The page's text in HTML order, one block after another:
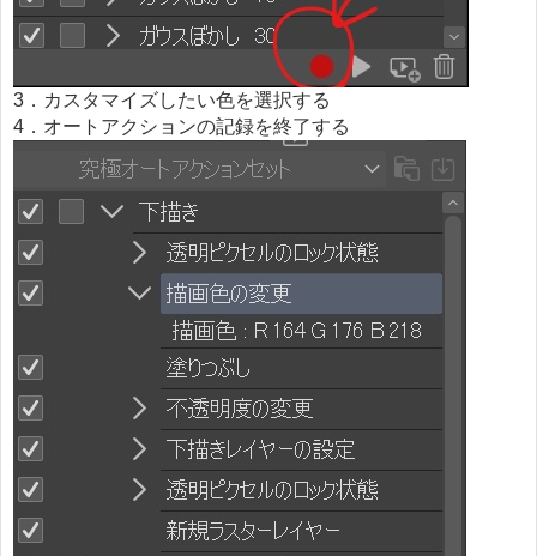
3．カスタマイズしたい色を選択する
4．オートアクションの記録を終了する